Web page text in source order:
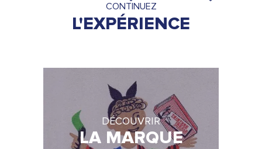
CONTINUEZ
L'EXPÉRIENCE
DÉCOUVRIR
LA MARQUE